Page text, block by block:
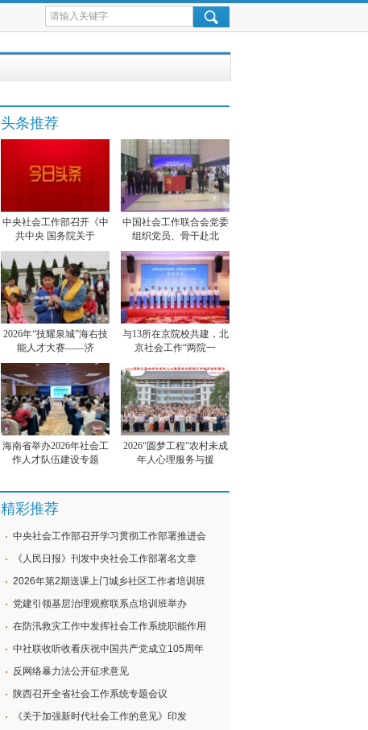
头条推荐
中央社会工作部召开《中
共中央 国务院关于
中国社会工作联合会党委
组织党员、骨干赴北
2026年“技耀泉城”海右技
能人才大赛——济
与13所在京院校共建，北
京社会工作“两院一
海南省举办2026年社会工
作人才队伍建设专题
2026“圆梦工程”农村未成
年人心理服务与援
精彩推荐
中央社会工作部召开学习贯彻工作部署推进会
《人民日报》刊发中央社会工作部署名文章
2026年第2期送课上门城乡社区工作者培训班
党建引领基层治理观察联系点培训班举办
在防汛救灾工作中发挥社会工作系统职能作用
中社联收听收看庆祝中国共产党成立105周年
反网络暴力法公开征求意见
陕西召开全省社会工作系统专题会议
《关于加强新时代社会工作的意见》印发